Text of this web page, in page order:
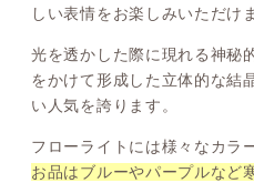
しい表情をお楽しみいただけ
光を透かした際に現れる神秘
をかけて形成した立体的な結
い人気を誇ります。
フローライトには様々なカラ
お品はブルーやパープルなど